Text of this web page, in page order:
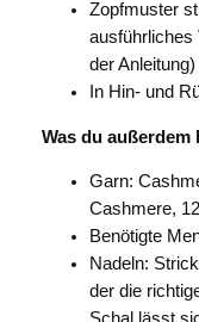
Zopfmuster
ausführliches
der Anleitung)
In Hin- und
Was du außerdem
Garn:
Cashmere,
Benötigte
Nadeln:
der die